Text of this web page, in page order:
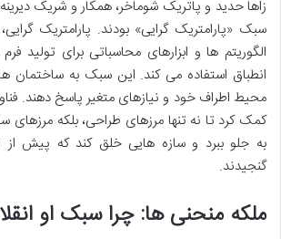
زاها حدید و پاتریک شوماخر، همکار و شریک
سبک «پارامتریک گرایی» بودند. پارامتریک
الگوریتم ها و ابزارهای محاسباتی برای تولید
انطباق استفاده می کند. این سبک به ساختمان
محیط اطراف خود و نیازهای متغیر پاسخ دهند.
کمک کرد تا نه تنها مرزهای طراحی، بلکه مرزهای
به جلو ببرد و سازه هایی خلق کند که پیش از
گنجیدند.
ملکه منحنی ها: چرا سبک او